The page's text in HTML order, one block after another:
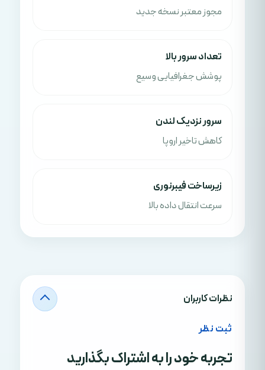
مجوز معتبر نسخه جدید
تعداد سرور بالا
پوشش جغرافیایی وسیع
سرور نزدیک لندن
کاهش تاخیر اروپا
زیرساخت فیبرنوری
سرعت انتقال داده بالا
نظرات کاربران
ثبت نظر
تجربه خود را به اشتراک بگذارید